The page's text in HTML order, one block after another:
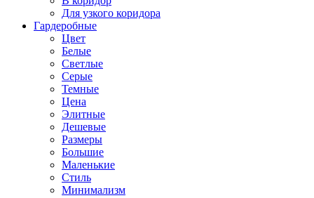
Для узкого коридора
Гардеробные
Цвет
Белые
Светлые
Серые
Темные
Цена
Элитные
Дешевые
Размеры
Большие
Маленькие
Стиль
Минимализм